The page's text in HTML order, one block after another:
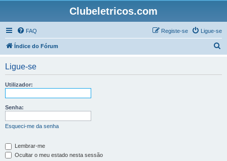
Clubeletricos.com
FAQ Ligue-se
Registe-se
Índice do Fórum
Ligue-se
Utilizador:
Senha:
Esqueci-me da senha
Lembrar-me
Ocultar o meu estado nesta sessão